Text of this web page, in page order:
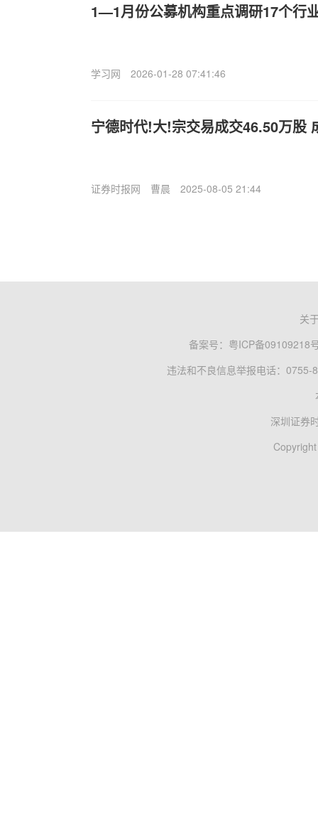
1—1月份公募机构重点调研17个行
学习网 2026-01-28 07:41:46
宁德时代!大!宗交易成交46.50万股
证券时报网 曹晨 2025-08-05 21:44
关
备案号： 粤ICP备09109218
违法和不良信息举报电话：0755-
深圳证券